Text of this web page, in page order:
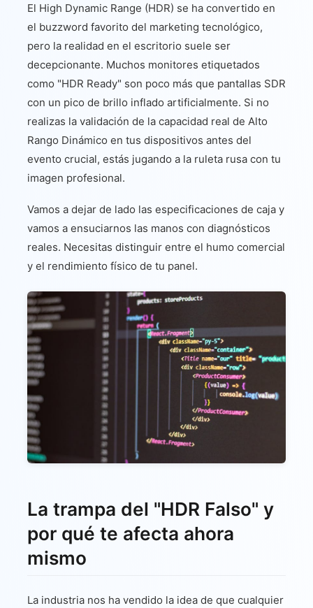
El High Dynamic Range (HDR) se ha convertido en
el buzzword favorito del marketing tecnológico,
pero la realidad en el escritorio suele ser
decepcionante. Muchos monitores etiquetados
como "HDR Ready" son poco más que pantallas SDR
con un pico de brillo inflado artificialmente. Si no
realizas la validación de la capacidad real de Alto
Rango Dinámico en tus dispositivos antes del
evento crucial, estás jugando a la ruleta rusa con tu
imagen profesional.
Vamos a dejar de lado las especificaciones de caja y
vamos a ensuciarnos las manos con diagnósticos
reales. Necesitas distinguir entre el humo comercial
y el rendimiento físico de tu panel.
La trampa del "HDR Falso" y
por qué te afecta ahora
mismo
La industria nos ha vendido la idea de que cualquier